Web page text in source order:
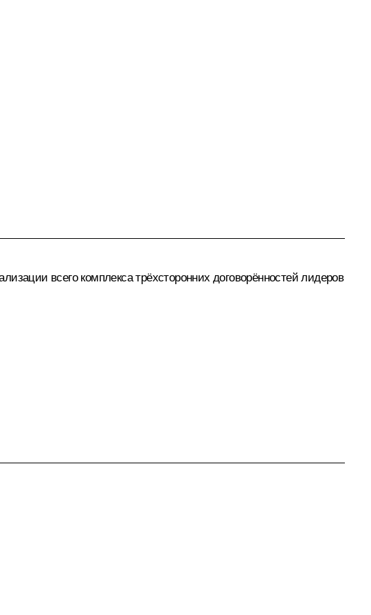
всего комплекса трёхсторонних договорённостей лидеров